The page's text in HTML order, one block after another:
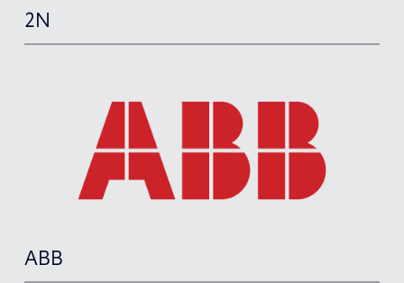
2N
ABB